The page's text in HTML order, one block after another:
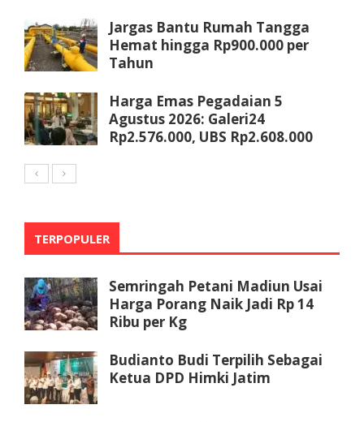
Jargas Bantu Rumah Tangga
Hemat hingga Rp900.000 per
Tahun
Harga Emas Pegadaian 5
Agustus 2026: Galeri24
Rp2.576.000, UBS Rp2.608.000
TERPOPULER
Semringah Petani Madiun Usai
Harga Porang Naik Jadi Rp 14
Ribu per Kg
Budianto Budi Terpilih Sebagai
Ketua DPD Himki Jatim